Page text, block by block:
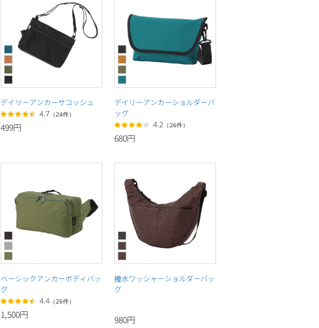
デイリーアンカーサコッシュ
4.7 （24件）
499円
デイリーアンカーショルダーバ
ッグ
4.2 （26件）
680円
ベーシックアンカーボディバッ
グ
4.4 （26件）
1,500円
撥水ワッシャーショルダーバッ
グ
980円